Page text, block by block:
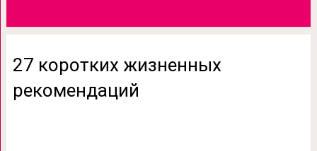
27 коротких жизненных
рекомендаций